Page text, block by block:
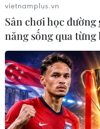
vietnamplus.vn
Sân chơi học
năng sống qua từng